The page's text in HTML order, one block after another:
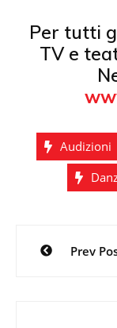
Per tutti
TV e
Audizioni
articoli
Prev